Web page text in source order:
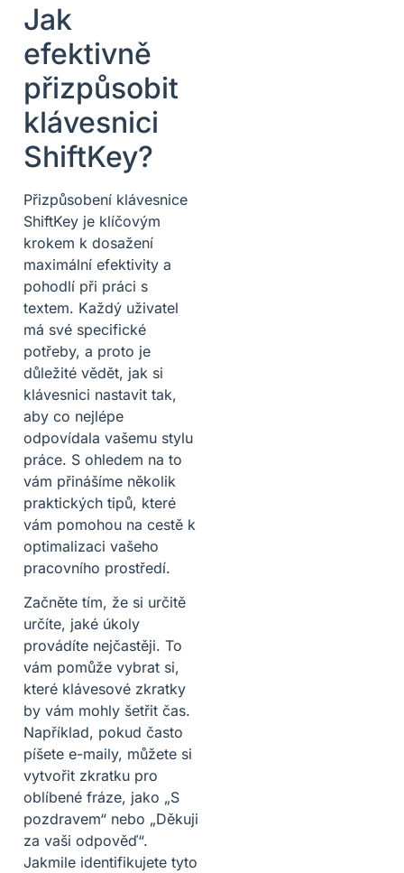
Jak
efektivně
přizpůsobit
klávesnici
ShiftKey?
Přizpůsobení klávesnice
ShiftKey je klíčovým
krokem k dosažení
maximální efektivity a
pohodlí při práci s
textem. Každý uživatel
má své specifické
potřeby, a proto je
důležité vědět, jak si
klávesnici nastavit tak,
aby co nejlépe
odpovídala vašemu stylu
práce. S ohledem na to
vám přinášíme několik
praktických tipů, které
vám pomohou na cestě k
optimalizaci vašeho
pracovního prostředí.
Začněte tím, že si určitě
určíte, jaké úkoly
provádíte nejčastěji. To
vám pomůže vybrat si,
které klávesové zkratky
by vám mohly šetřit čas.
Například, pokud často
píšete e-maily, můžete si
vytvořit zkratku pro
oblíbené fráze, jako „S
pozdravem“ nebo „Děkuji
za vaši odpověď“.
Jakmile identifikujete tyto